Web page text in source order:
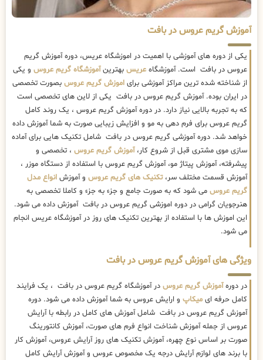
آموزش گریم عروس در بافت
یکی از دوره های آموزشی با اهمیت در اموزشگاه عریس، دوره آموزش گریم
عروس در بافت است. آموزشگاه عریس بهترینآموزشگاه گریم عروس و یکی
از شناخته شده ترین مراکز آموزشی برای اموزش گریم عروس بصورت تخصصی
در ایران بوده. آموزش گریم عروس در بافت یکی از لاین های تخصصی است
که به تجربه بالایی نیاز دارد. در دوره آموزش گریم عروس ، یک روند کامل
گریم عروس برای فرم دهی به مو و افزایش زیبایی صورت به شما آموزش داده
خواهد شد. دوره آموزشی گریم عروس در بافت شامل تکنیک هایی برای آماده
سازی موی مشتری قبل از شروع کار،آموزش گریم عروس ، تخصصی و
پیشرفته، آموزش پیتاژ مو، آموزش گریم عروس با استفاده از دستگاه موزر ،
آموزش قسمت مختلف سر،تکنیک های گریم عروس و آموزش انواع مدل
گریم عروس می شود که به صورت جامع و جزء به جزء و کاملا تخصصی به
هنرجویان گرامی در دوره اموزشی گریم عروس در بافت آموزش داده می شود.
این اموزش ها با استفاده از بهترین تکنیک های روز در آموزشگاه عریس انجام
می شود.
ویژگی های آموزش گریم عروس در بافت
در دورهآموزش گریم عروس در آموزشگاه گریم عروس در بافت ، یک فرایند
کامل حرفه ای میکاپ و ارایش عروس به شما آموزش داده می شود. دوره
آموزش گریم عروس در بافت شامل آموزش های کامل در رابطه با آرایش
عروس از جمله آموزش شناخت انواع فرم های صورت، آموزش کانتورینگ
صورت بر اساس نوع چهره، آموزش تکنیک های روز آرایش عروس، آموزش کار
با برند های لوازم آرایش درجه یک مخصوص عروس و آموزش آرایش کامل